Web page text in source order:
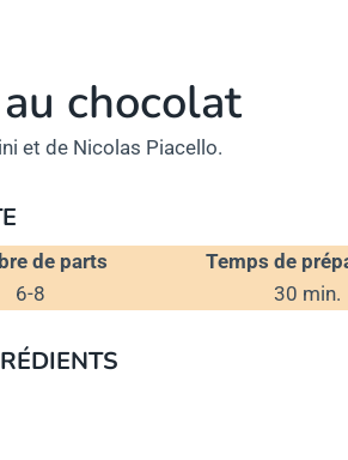
chocolat
et de Nicolas Piacello.
de parts
6-8
Temps de
30 min.